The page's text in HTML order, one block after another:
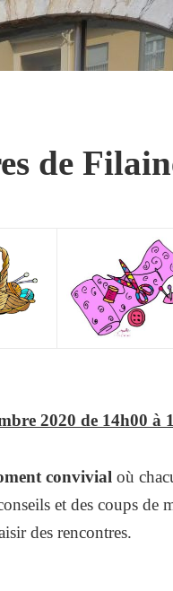
de
2020 de 14h00 à
convivialoù
et des coups de
des rencontres.